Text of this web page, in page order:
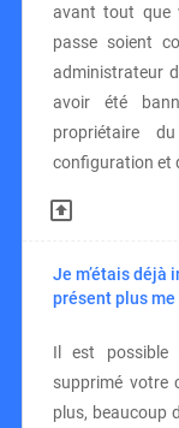
avant tout que
passe soient
administrateur
avoir été
propriétaire
configuration et
Je m’étais déjà
présent plus me
Il est possible
supprimé votre
plus, beaucoup